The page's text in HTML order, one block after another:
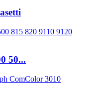
50...